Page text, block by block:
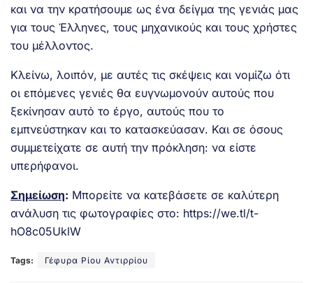
και να την κρατήσουμε ως ένα δείγμα της γενιάς μας
για τους Έλληνες, τους μηχανικούς και τους χρήστες
του μέλλοντος.
Κλείνω, λοιπόν, με αυτές τις σκέψεις και νομίζω ότι
οι επόμενες γενιές θα ευγνωμονούν αυτούς που
ξεκίνησαν αυτό το έργο, αυτούς που το
εμπνεύστηκαν και το κατασκεύασαν. Και σε όσους
συμμετείχατε σε αυτή την πρόκληση: να είστε
υπερήφανοι.
Σημείωση: Μπορείτε να κατεβάσετε σε καλύτερη
ανάλυση τις φωτογραφίες στο: https://we.tl/t-
hO8c05UklW
Tags: Γέφυρα Ρίου Αντιρρίου